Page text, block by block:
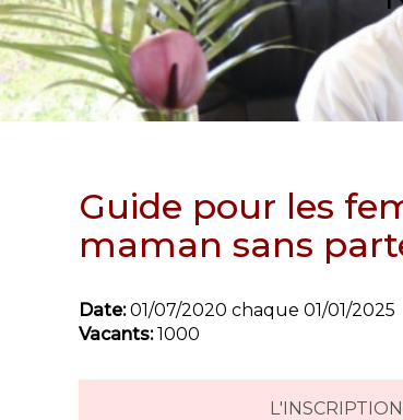
Guide pour les
maman sans
Date:01/07/2020 chaque 01/01/2025
Vacants:1000